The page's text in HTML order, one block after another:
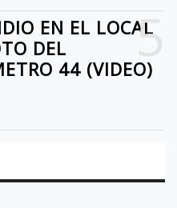
5
EN EL LOCAL
DEL
44 (VIDEO)